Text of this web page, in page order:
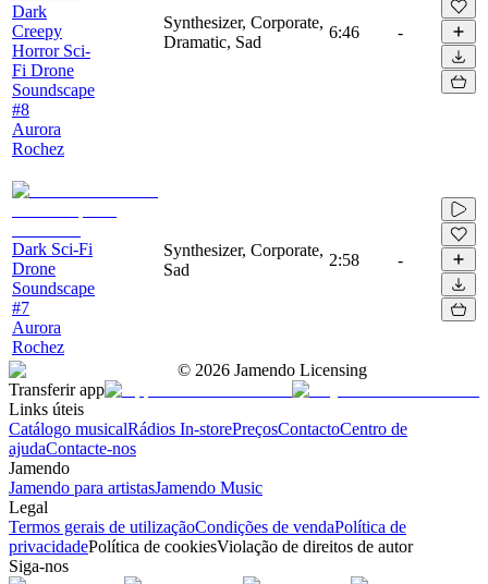
Dark
Creepy
Horror Sci-
Fi Drone
Soundscape
#8
Aurora
Rochez
Synthesizer, Corporate,
Dramatic, Sad
6:46 -
Dark Sci-Fi
Drone
Soundscape
#7
Aurora
Rochez
Synthesizer, Corporate,
Sad
2:58 -
© 2026 Jamendo Licensing
Transferir app
Links úteis
Catálogo musicalRádios In-storePreçosContactoCentro de
ajudaContacte-nos
Jamendo
Jamendo para artistasJamendo Music
Legal
Termos gerais de utilizaçãoCondições de vendaPolítica de
privacidadePolítica de cookiesViolação de direitos de autor
Siga-nos